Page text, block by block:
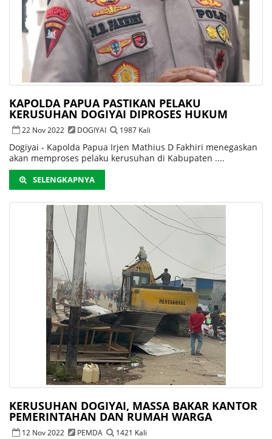
KAPOLDA PAPUA PASTIKAN PELAKU
KERUSUHAN DOGIYAI DIPROSES HUKUM
22 Nov 2022 DOGIYAI 1987 Kali
Dogiyai - Kapolda Papua Irjen Mathius D Fakhiri menegaskan
akan memproses pelaku kerusuhan di Kabupaten ....
SELENGKAPNYA
KERUSUHAN DOGIYAI, MASSA BAKAR KANTOR
PEMERINTAHAN DAN RUMAH WARGA
12 Nov 2022 PEMDA 1421 Kali